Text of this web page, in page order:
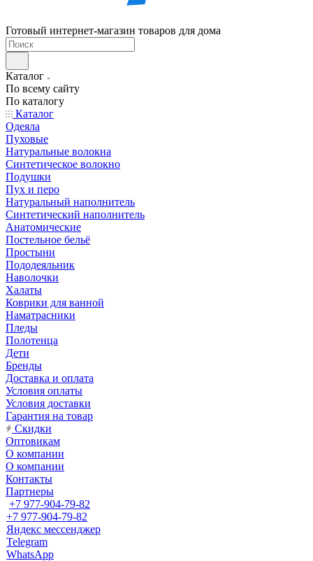
Готовый интернет-магазин товаров для дома
Каталог
По всему сайту
По каталогу
Каталог
Одеяла
Пуховые
Натуральные волокна
Синтетическое волокно
Подушки
Пух и перо
Натуральный наполнитель
Синтетический наполнитель
Анатомические
Постельное бельё
Простыни
Пододеяльник
Наволочки
Халаты
Коврики для ванной
Наматрасники
Пледы
Полотенца
Дети
Бренды
Доставка и оплата
Условия оплаты
Условия доставки
Гарантия на товар
Скидки
Оптовикам
О компании
О компании
Контакты
Партнеры
+7 977-904-79-82
+7 977-904-79-82
Яндекс мессенджер
Telegram
WhatsApp